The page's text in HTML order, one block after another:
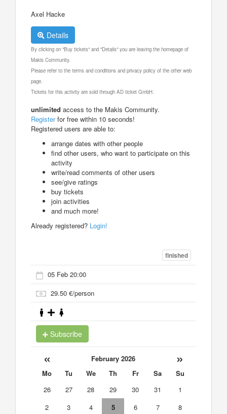
Axel Hacke
Details
By clicking on "Buy tickets" and "Details" you are leaving the homepage of
Makis Community.
Please refer to the terms and conditions and privacy policy of the other web
page.
Tickets for this activity are sold through AD ticket GmbH.
unlimited access to the Makis Community.
Registerfor free within 10 seconds!
Registered users are able to:
arrange dates with other people
find other users, who want to participate on this
activity
write/read comments of other users
see/give ratings
buy tickets
join activities
and much more!
Already registered? Login!
finished
05 Feb 20:00
29.50 €/person
Subscribe
« February 2026 »
Mo Tu We Th Fr Sa
Su
26
27 28 29 30 31
1
2
3 4 5 6 7
8